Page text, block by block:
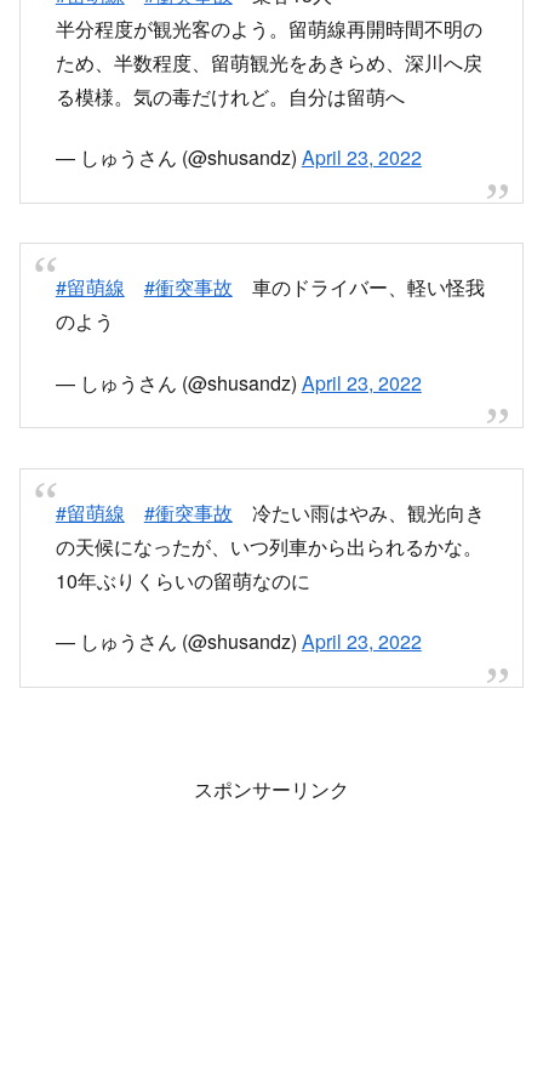
#留萌線 #衝突事故車のドライバー、軽い怪我
#留萌線 #衝突事故冷たい雨はやみ、観光向き
の天候になったが、いつ列車から出られるかな。
10年ぶりくらいの留萌なのに
— しゅうさん (@shusandz)April 23, 2022
スポンサーリンク